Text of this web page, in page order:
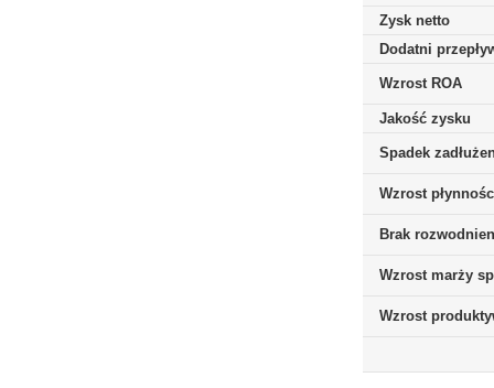
Zysk netto
Dodatni
Wzrost ROA
Jakość zysku
Spadek
Wzrost
Brak
Wzrost marży
Wzrost